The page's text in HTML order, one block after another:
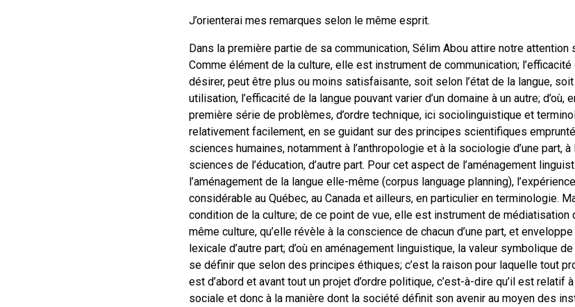
J’orienterai mes remarques selon le même esprit.
Dans la première partie de sa communication, Sélim Abou attire notre attention
Comme élément de la culture, elle est instrument de communication;
désirer, peut être plus ou moins satisfaisante, soit selon l’état de la langue,
utilisation, l’efficacité de la langue pouvant varier d’un domaine à un autre; d’où,
première série de problèmes, d’ordre technique, ici sociolinguistique et
relativement facilement, en se guidant sur des principes scientifiques
sciences humaines, notamment à l’anthropologie et à la sociologie d’une part,
sciences de l’éducation, d’autre part. Pour cet aspect de l’aménagement
l’aménagement de la langue elle-même (corpus language planning),
considérable au Québec, au Canada et ailleurs, en particulier en terminologie.
condition de la culture; de ce point de vue, elle est instrument de
même culture, qu’elle révèle à la conscience de chacun d’une part, et
lexicale d’autre part; d’où en aménagement linguistique, la valeur symbolique
se définir que selon des principes éthiques; c’est la raison pour laquelle tout
est d’abord et avant tout un projet d’ordre politique, c’est-à-dire qu’il est relatif
sociale et donc à la manière dont la société définit son avenir au moyen des